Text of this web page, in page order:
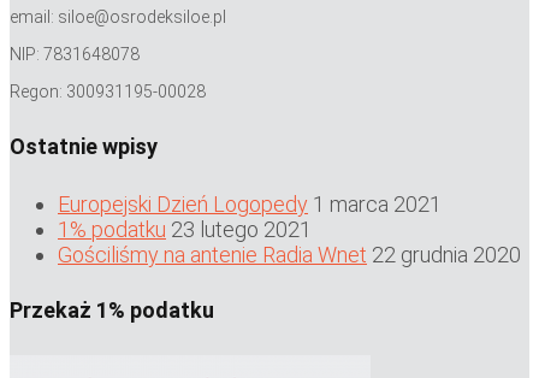
email: siloe@osrodeksiloe.pl
NIP: 7831648078
Regon: 300931195-00028
Ostatnie wpisy
Europejski Dzień Logopedy 1 marca 2021
1% podatku 23 lutego 2021
Gościliśmy na antenie Radia Wnet 22 grudnia 2020
Przekaż 1% podatku